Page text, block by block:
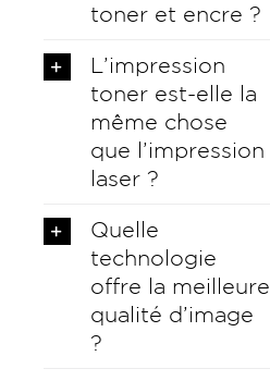
toner et encre ?
L’impression
toner est-elle la
même chose
que l’impression
laser ?
Quelle
technologie
offre la meilleure
qualité d’image
?